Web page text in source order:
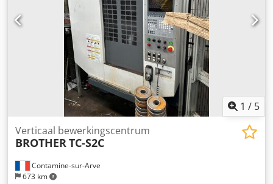
1 / 5
Contamine-sur-Arve
673 km
Verticaal bewerkingscentrum
BROTHER TC-S2C